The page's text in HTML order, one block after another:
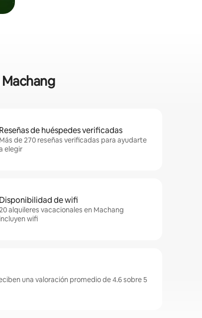
Reseñas de huéspedes verificadas
Más de 270 reseñas verificadas para ayudarte
elegir
Disponibilidad de wifi
alquileres vacacionales en Machang
incluyen wifi
una valoración promedio de 4.6 sobre 5